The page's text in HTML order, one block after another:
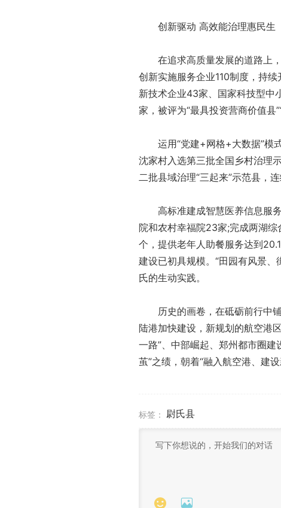
创新驱动 高效能治理惠民生
在追求高质量发展的道路上，
创新实施服务企业110制度，持
新技术企业43家、国家科技型中
家，被评为“最具投资营商价值县
运用“党建+网格+大数据”模式
沈家村入选第三批全国乡村治理
二批县域治理“三起来”示范县，
高标准建成智慧医养信息服务
院和农村幸福院23家;完成两湖
个，提供老年人助餐服务达到
建设已初具规模。“田园有风景
氏的生动实践。
历史的画卷，在砥砺前行中铺
陆港加快建设，新规划的航空港
一路”、中部崛起、郑州都市圈建
茧”之绩，朝着“融入航空港、建
标签： 尉氏县
 